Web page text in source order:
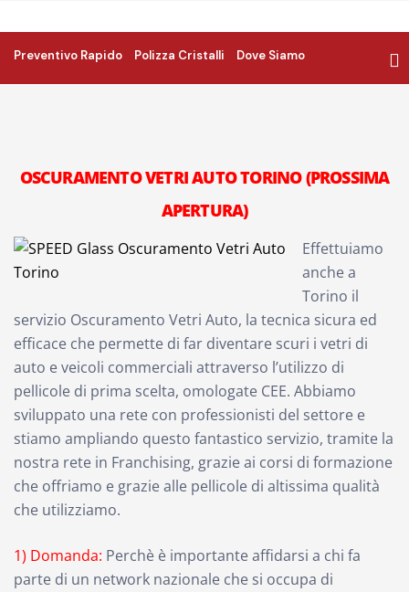
Preventivo Rapido Polizza Cristalli Dove Siamo
OSCURAMENTO VETRI AUTO TORINO (PROSSIMA
APERTURA)
Effettuiamo
anche a
Torino il
servizio Oscuramento Vetri Auto, la tecnica sicura ed
efficace che permette di far diventare scuri i vetri di
auto e veicoli commerciali attraverso l’utilizzo di
pellicole di prima scelta, omologate CEE. Abbiamo
sviluppato una rete con professionisti del settore e
stiamo ampliando questo fantastico servizio, tramite la
nostra rete in Franchising, grazie ai corsi di formazione
che offriamo e grazie alle pellicole di altissima qualità
che utilizziamo.
1) Domanda: Perchè è importante affidarsi a chi fa
parte di un network nazionale che si occupa di